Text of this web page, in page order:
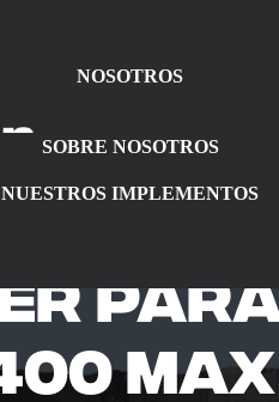
NOSOTROS
SOBRE NOSOTROS
NUESTROS IMPLEMENTOS
MAX